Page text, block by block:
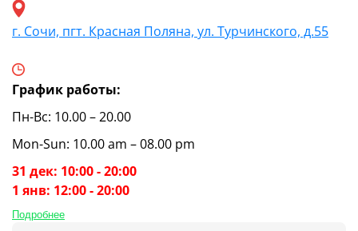
г. Сочи, пгт. Красная Поляна, ул. Турчинского, д.55
График работы:
Пн-Вс: 10.00 – 20.00
Mon-Sun: 10.00 am – 08.00 pm
31 дек: 10:00 - 20:00
1 янв: 12:00 - 20:00
Подробнее